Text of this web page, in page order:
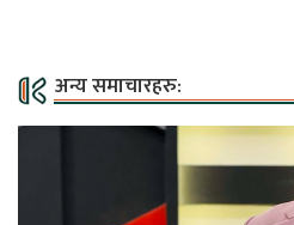
अन्य समाचारहरु: